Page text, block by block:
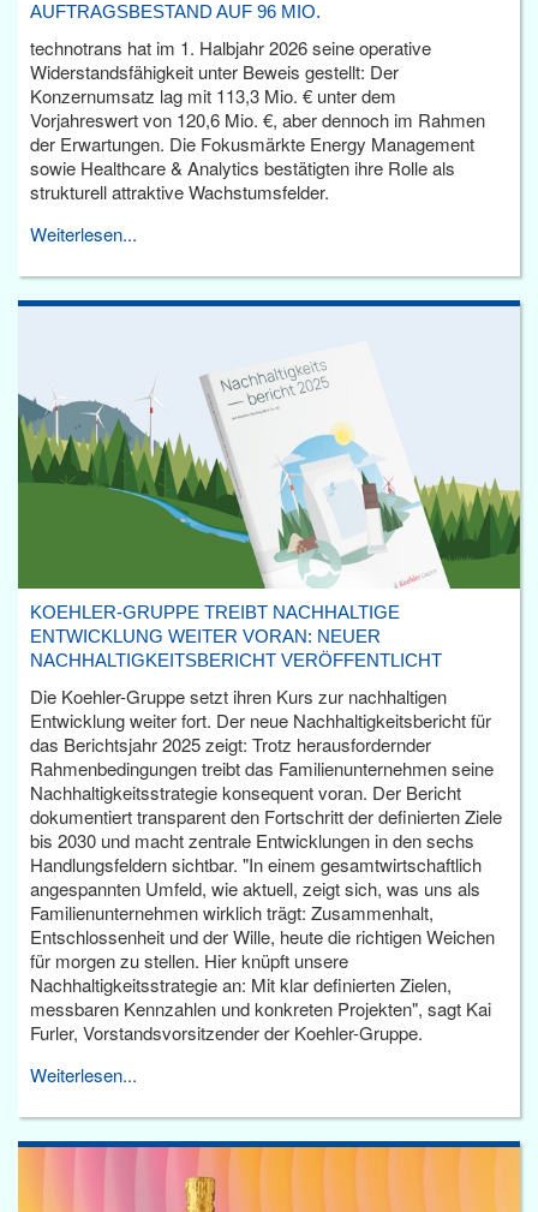
AUFTRAGSBESTAND AUF 96 MIO.
technotrans hat im 1. Halbjahr 2026 seine operative
Widerstandsfähigkeit unter Beweis gestellt: Der
Konzernumsatz lag mit 113,3 Mio. € unter dem
Vorjahreswert von 120,6 Mio. €, aber dennoch im Rahmen
der Erwartungen. Die Fokusmärkte Energy Management
sowie Healthcare & Analytics bestätigten ihre Rolle als
strukturell attraktive Wachstumsfelder.
Weiterlesen...
KOEHLER-GRUPPE TREIBT NACHHALTIGE
ENTWICKLUNG WEITER VORAN: NEUER
NACHHALTIGKEITSBERICHT VERÖFFENTLICHT
Die Koehler-Gruppe setzt ihren Kurs zur nachhaltigen
Entwicklung weiter fort. Der neue Nachhaltigkeitsbericht für
das Berichtsjahr 2025 zeigt: Trotz herausfordernder
Rahmenbedingungen treibt das Familienunternehmen seine
Nachhaltigkeitsstrategie konsequent voran. Der Bericht
dokumentiert transparent den Fortschritt der definierten Ziele
bis 2030 und macht zentrale Entwicklungen in den sechs
Handlungsfeldern sichtbar. "In einem gesamtwirtschaftlich
angespannten Umfeld, wie aktuell, zeigt sich, was uns als
Familienunternehmen wirklich trägt: Zusammenhalt,
Entschlossenheit und der Wille, heute die richtigen Weichen
für morgen zu stellen. Hier knüpft unsere
Nachhaltigkeitsstrategie an: Mit klar definierten Zielen,
messbaren Kennzahlen und konkreten Projekten", sagt Kai
Furler, Vorstandsvorsitzender der Koehler-Gruppe.
Weiterlesen...